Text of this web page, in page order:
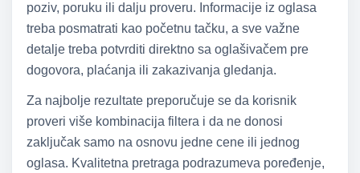
poziv, poruku ili dalju proveru. Informacije iz oglasa
treba posmatrati kao početnu tačku, a sve važne
detalje treba potvrditi direktno sa oglašivačem pre
dogovora, plaćanja ili zakazivanja gledanja.
Za najbolje rezultate preporučuje se da korisnik
proveri više kombinacija filtera i da ne donosi
zaključak samo na osnovu jedne cene ili jednog
oglasa. Kvalitetna pretraga podrazumeva poređenje,